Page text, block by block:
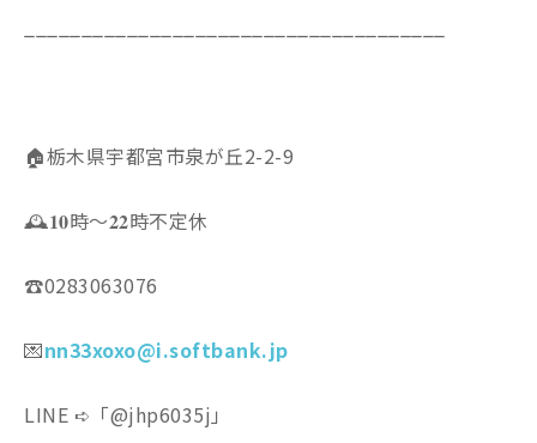
🏠栃木県宇都宮市泉が丘2-2-9
🕰𝟏𝟎時〜𝟐𝟐時不定休
☎️0283063076
💌nn33xoxo@i.softbank.jp
LINE ➪「@jhp6035j」